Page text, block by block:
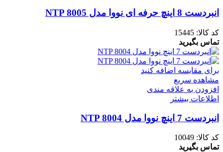
انبردست 8 اینچ حرفه ای نووا مدل NTP 8005
کد کالا: 15445
تماس بگیرید
برای مقایسه اضافه کنید
مشاهده سریع
افزودن به علاقه مندی
اطلاعات بیشتر
انبردست 7 اینچ نووا مدل NTP 8004
کد کالا: 10049
تماس بگیرید